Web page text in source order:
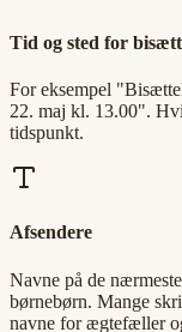
Tid og sted for
For eksempel
22. maj kl. 13.00".
tidspunkt.
Afsendere
Navne på de
børnebørn. Mange
navne for ægtefæller